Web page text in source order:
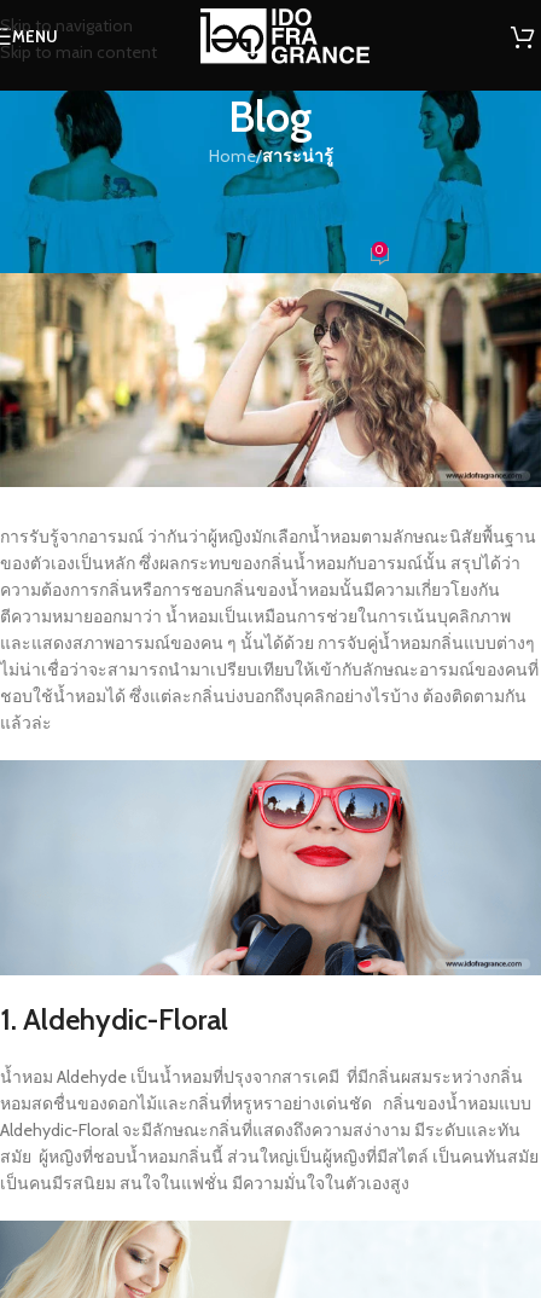
Skip to navigation
Skip to main content
MENU
Blog
Home/สาระน่ารู้
สาระน่ารู้
น้ำหอมกับบุคลิกภาพและอารมณ์
น้องน้ำหอม On 13/05/2016 0
การรับรู้จากอารมณ์ ว่ากันว่าผู้หญิงมักเลือกน้ำหอมตามลักษณะนิสัยพื้นฐาน
ของตัวเองเป็นหลัก ซึ่งผลกระทบของกลิ่นน้ำหอมกับอารมณ์นั้น สรุปได้ว่า
ความต้องการกลิ่นหรือการชอบกลิ่นของน้ำหอมนั้นมีความเกี่ยวโยงกัน
ตีความหมายออกมาว่า น้ำหอมเป็นเหมือนการช่วยในการเน้นบุคลิกภาพ
และแสดงสภาพอารมณ์ของคน ๆ นั้นได้ด้วย การจับคู่น้ำหอมกลิ่นแบบต่างๆ
ไม่น่าเชื่อว่าจะสามารถนำมาเปรียบเทียบให้เข้ากับลักษณะอารมณ์ของคนที่
ชอบใช้น้ำหอมได้ ซึ่งแต่ละกลิ่นบ่งบอกถึงบุคลิกอย่างไรบ้าง ต้องติดตามกัน
แล้วล่ะ
1. Aldehydic-Floral
น้ำหอม Aldehyde เป็นน้ำหอมที่ปรุงจากสารเคมี ที่มีกลิ่นผสมระหว่างกลิ่น
หอมสดชื่นของดอกไม้และกลิ่นที่หรูหราอย่างเด่นชัด กลิ่นของน้ำหอมแบบ
Aldehydic-Floral จะมีลักษณะกลิ่นที่แสดงถึงความสง่างาม มีระดับและทัน
สมัย ผู้หญิงที่ชอบน้ำหอมกลิ่นนี้ ส่วนใหญ่เป็นผู้หญิงที่มีสไตล์ เป็นคนทันสมัย
เป็นคนมีรสนิยม สนใจในแฟชั่น มีความมั่นใจในตัวเองสูง